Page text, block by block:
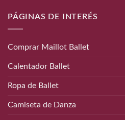
PÁGINAS DE INTERÉS
Comprar Maillot Ballet
Calentador Ballet
Ropa de Ballet
Camiseta de Danza